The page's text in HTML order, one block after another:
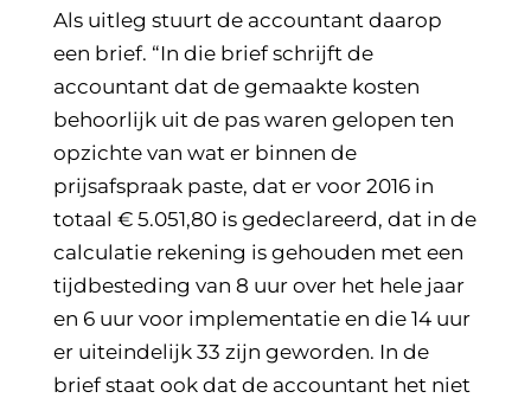
Als uitleg stuurt de accountant daarop
een brief. “In die brief schrijft de
accountant dat de gemaakte kosten
behoorlijk uit de pas waren gelopen ten
opzichte van wat er binnen de
prijsafspraak paste, dat er voor 2016 in
totaal € 5.051,80 is gedeclareerd, dat in de
calculatie rekening is gehouden met een
tijdbesteding van 8 uur over het hele jaar
en 6 uur voor implementatie en die 14 uur
er uiteindelijk 33 zijn geworden. In de
brief staat ook dat de accountant het niet